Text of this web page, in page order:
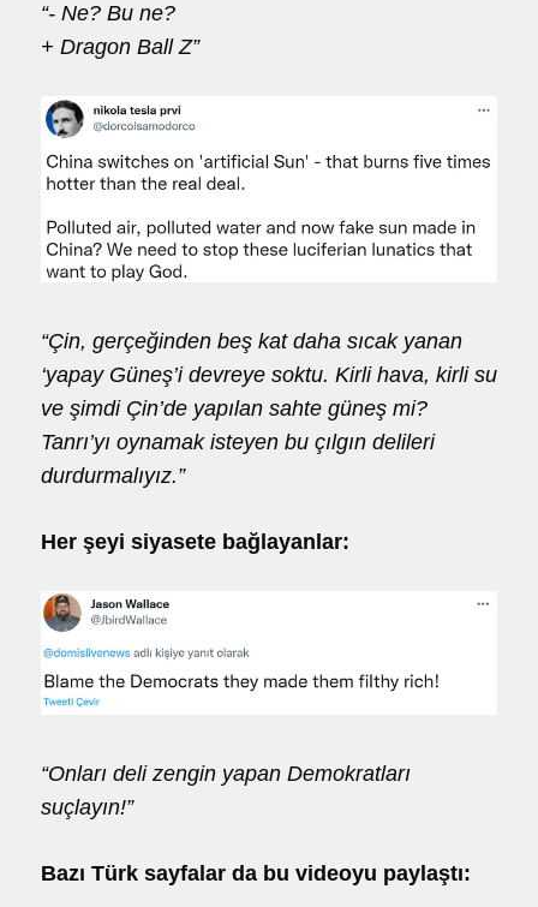
“- Ne? Bu ne?
+ Dragon Ball Z”
“Çin, gerçeğinden beş kat daha sıcak yanan
‘yapay Güneş’i devreye soktu. Kirli hava, kirli su
ve şimdi Çin’de yapılan sahte güneş mi?
Tanrı’yı oynamak isteyen bu çılgın delileri
durdurmalıyız.”
Her şeyi siyasete bağlayanlar:
“Onları deli zengin yapan Demokratları
suçlayın!”
Bazı Türk sayfalar da bu videoyu paylaştı: